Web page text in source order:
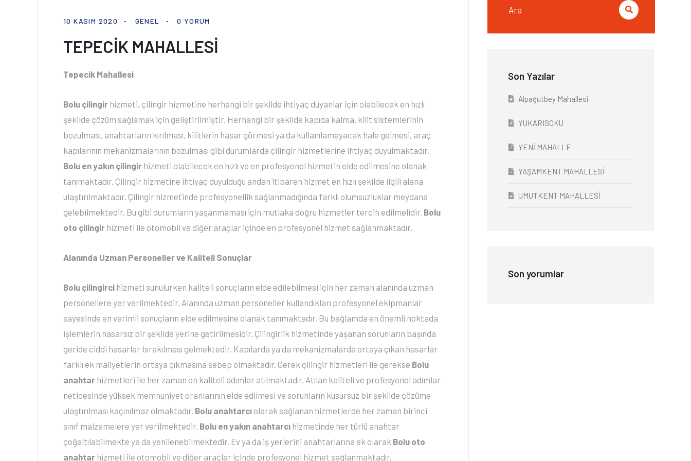
10 KASIM 2020 GENEL 0 YORUM
TEPECİK MAHALLESİ
Tepecik Mahallesi
Bolu çilingir hizmeti, çilingir hizmetine herhangi bir şekilde ihtiyaç duyanlar için olabilecek en hızlı
şekilde çözüm sağlamak için geliştirilmiştir. Herhangi bir şekilde kapıda kalma, kilit sistemlerinin
bozulması, anahtarların kırılması, kilitlerin hasar görmesi ya da kullanılamayacak hale gelmesi, araç
kapılarının mekanizmalarının bozulması gibi durumlarda çilingir hizmetlerine ihtiyaç duyulmaktadır.
Bolu en yakın çilingir hizmeti olabilecek en hızlı ve en profesyonel hizmetin elde edilmesine olanak
tanımaktadır. Çilingir hizmetine ihtiyaç duyulduğu andan itibaren hizmet en hızlı şekilde ilgili alana
ulaştırılmaktadır. Çilingir hizmetinde profesyonellik sağlanmadığında farklı olumsuzluklar meydana
gelebilmektedir. Bu gibi durumların yaşanmaması için mutlaka doğru hizmetler tercih edilmelidir. Bolu
oto çilingir hizmeti ile otomobil ve diğer araçlar içinde en profesyonel hizmet sağlanmaktadır.
Alanında Uzman Personeller ve Kaliteli Sonuçlar
Bolu çilingirci hizmeti sunulurken kaliteli sonuçların elde edilebilmesi için her zaman alanında uzman
personellere yer verilmektedir. Alanında uzman personeller kullandıkları profesyonel ekipmanlar
sayesinde en verimli sonuçların elde edilmesine olanak tanımaktadır. Bu bağlamda en önemli noktada
işlemlerin hasarsız bir şekilde yerine getirilmesidir. Çilingirlik hizmetinde yaşanan sorunların başında
geride ciddi hasarlar bırakılması gelmektedir. Kapılarda ya da mekanizmalarda ortaya çıkan hasarlar
farklı ek maliyetlerin ortaya çıkmasına sebep olmaktadır. Gerek çilingir hizmetleri ile gerekse Bolu
anahtar hizmetleri ile her zaman en kaliteli adımlar atılmaktadır. Atılan kaliteli ve profesyonel adımlar
neticesinde yüksek memnuniyet oranlarının elde edilmesi ve sorunların kusursuz bir şekilde çözüme
ulaştırılması kaçınılmaz olmaktadır. Bolu anahtarcı olarak sağlanan hizmetlerde her zaman birinci
sınıf malzemelere yer verilmektedir. Bolu en yakın anahtarcı hizmetinde her türlü anahtar
çoğaltılabilmekte ya da yenilenebilmektedir. Ev ya da iş yerlerini anahtarlarına ek olarak Bolu oto
anahtar hizmeti ile otomobil ve diğer araçlar içinde profesyonel hizmet sağlanmaktadır.
Son Yazılar
Alpağutbey Mahallesi
YUKARISOKU
YENİ MAHALLE
YAŞAMKENT MAHALLESİ
UMUTKENT MAHALLESİ
Son yorumlar